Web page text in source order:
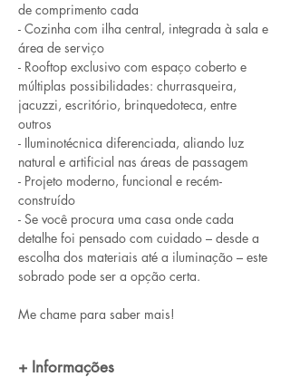
de comprimento cada
- Cozinha com ilha central, integrada à sala e
área de serviço
- Rooftop exclusivo com espaço coberto e
múltiplas possibilidades: churrasqueira,
jacuzzi, escritório, brinquedoteca, entre
outros
- Iluminotécnica diferenciada, aliando luz
natural e artificial nas áreas de passagem
- Projeto moderno, funcional e recém-
construído
- Se você procura uma casa onde cada
detalhe foi pensado com cuidado – desde a
escolha dos materiais até a iluminação – este
sobrado pode ser a opção certa.
Me chame para saber mais!
+ Informações